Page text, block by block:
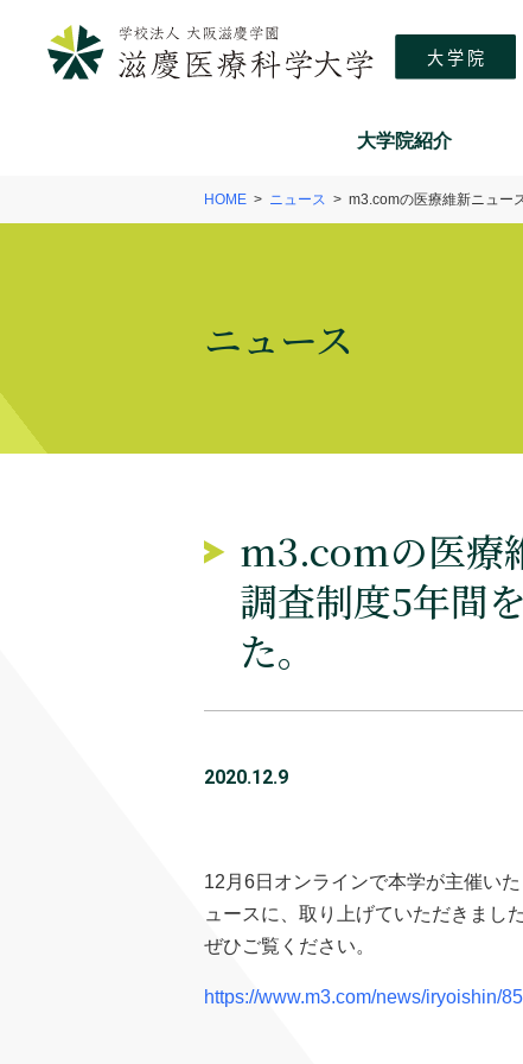
大学院紹介
HOME ニュース m3.comの医療維新ニュー
ニュース
m3.comの医療
調査制度5年間
た。
2020.12.9
12月6日オンラインで本学が主催い
ュースに、取り上げていただきました
ぜひご覧ください。
https://www.m3.com/news/iryoishin/